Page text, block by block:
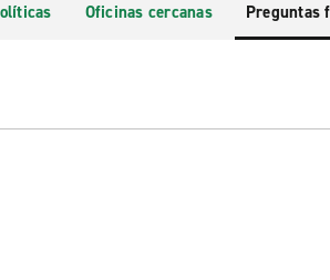
Oficinas cercanas Preguntas